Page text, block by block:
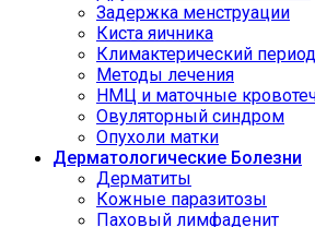
Задержка менструации
Киста яичника
Климактерический период
Методы лечения
НМЦ и маточные
Овуляторный синдром
Опухоли матки
Дерматологические Болезни
Дерматиты
Кожные паразитозы
Паховый лимфаденит